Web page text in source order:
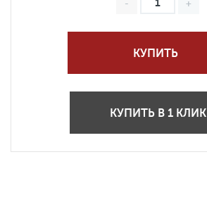
КУПИТЬ
КУПИТЬ В 1 КЛИК